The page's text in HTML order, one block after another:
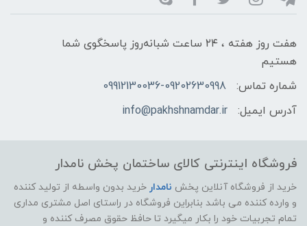
هفت روز هفته ، ۲۴ ساعت شبانه‌روز پاسخگوی شما
هستیم
شماره تماس:
09912130036-09202630998
آدرس ایمیل:
info@pakhshnamdar.ir
فروشگاه اینترنتی کالای ساختمان پخش نامدار
خرید از فروشگاه آنلاین پخش نامدار خرید بدون واسطه از تولید کننده
و وارده کننده می باشد بنابراین فروشگاه در راستای اصل مشتری مداری
تمام تجربیات خود را بکار میگیرد تا حافظ حقوق مصرف کننده و